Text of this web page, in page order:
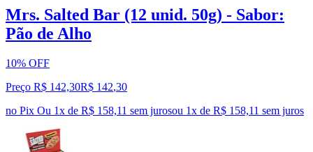
Mrs. Salted Bar (12 unid. 50g) - Sabor:
Pão de Alho
10% OFF
Preço R$ 142,30R$ 142,30
no Pix Ou 1x de R$ 158,11 sem jurosou 1x de R$ 158,11 sem juros